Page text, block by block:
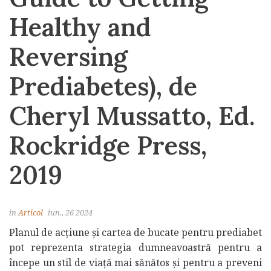
Healthy and
Reversing
Prediabetes), de
Cheryl Mussatto, Ed.
Rockridge Press,
2019
inArticol iun., 26 2024
Planul de acțiune și cartea de bucate pentru prediabet
pot reprezenta strategia dumneavoastră pentru a
începe un stil de viață mai sănătos și pentru a preveni